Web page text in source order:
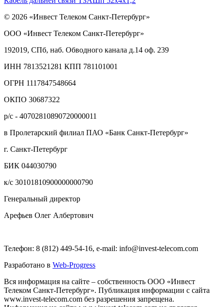
© 2026 «Инвест Телеком Санкт-Петербург»
ООО «Инвест Телеком Санкт-Петербург»
192019, СПб, наб. Обводного канала д.14 оф. 239
ИНН 7813521281 КПП 781101001
ОГРН 1117847548664
ОКПО 30687322
р/с - 40702810890720000011
в Пролетарский филиал ПАО «Банк Санкт-Петербург»
г. Санкт-Петербург
БИК 044030790
к/с 30101810900000000790
Генеральный директор
Арефьев Олег Албертович
Телефон: 8 (812) 449-54-16, e-mail: info@invest-telecom.com
Разработано в Web-Progress
Вся информация на сайте – собственность ООО «Инвест
Телеком Санкт-Петербург». Публикация информации с сайта
www.invest-telecom.com без разрешения запрещена.